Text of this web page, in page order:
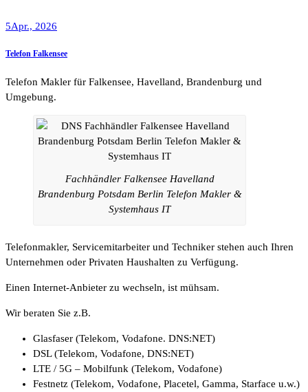
5Apr., 2026
Telefon Falkensee
Telefon Makler für Falkensee, Havelland, Brandenburg und
Umgebung.
Fachhändler Falkensee Havelland
Brandenburg Potsdam Berlin Telefon Makler &
Systemhaus IT
Telefonmakler, Servicemitarbeiter und Techniker stehen auch Ihren
Unternehmen oder Privaten Haushalten zu Verfügung.
Einen Internet-Anbieter zu wechseln, ist mühsam.
Wir beraten Sie z.B.
Glasfaser (Telekom, Vodafone. DNS:NET)
DSL (Telekom, Vodafone, DNS:NET)
LTE / 5G – Mobilfunk (Telekom, Vodafone)
Festnetz (Telekom, Vodafone, Placetel, Gamma, Starface u.w.)